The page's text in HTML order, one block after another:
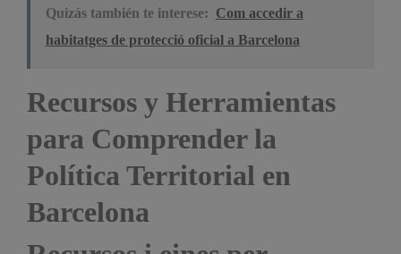
Quizás también te interese: Com accedir a
habitatges de protecció oficial a Barcelona
Recursos y Herramientas
para Comprender la
Política Territorial en
Barcelona